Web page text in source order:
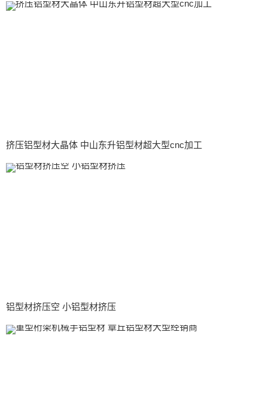
挤压铝型材大晶体 中山东升铝型材超大型cnc加工
铝型材挤压空 小铝型材挤压